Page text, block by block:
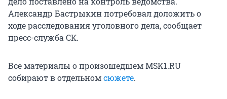
Александр Бастрыкин потребовал доложить о
ходе расследования уголовного дела, сообщает
пресс-служба СК.
Все материалы о произошедшем MSK1.RU
собирают в отдельномсюжете.